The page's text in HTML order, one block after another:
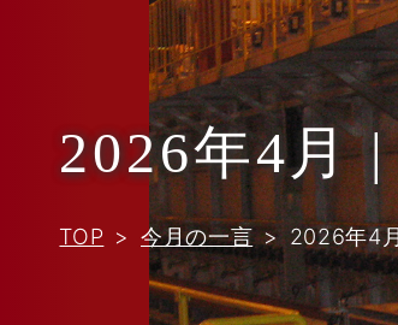
2026年4月
TOP 今月の一言 2026年4